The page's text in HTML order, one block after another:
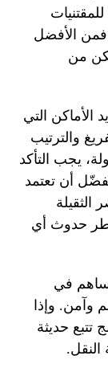
فمن الأفضل
من
الأماكن التي
والترتيب
يجب التأكد
أن تعتمد
حدوث أي
في
وآمن. وإذا
تتبع حديثة
النقل.